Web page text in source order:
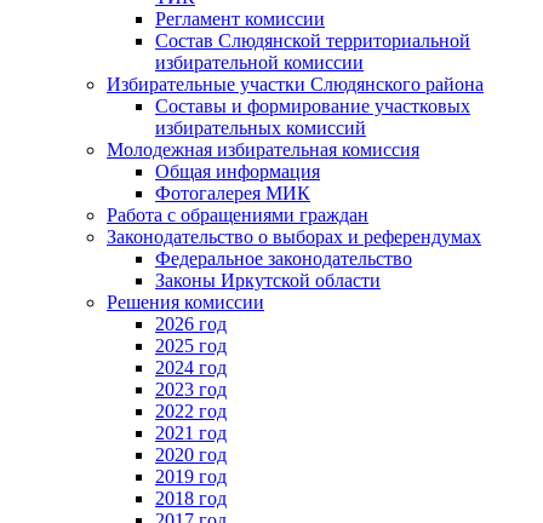
Регламент комиссии
Состав Слюдянской территориальной
избирательной комиссии
Избирательные участки Слюдянского района
Составы и формирование участковых
избирательных комиссий
Молодежная избирательная комиссия
Общая информация
Фотогалерея МИК
Работа с обращениями граждан
Законодательство о выборах и референдумах
Федеральное законодательство
Законы Иркутской области
Решения комиссии
2026 год
2025 год
2024 год
2023 год
2022 год
2021 год
2020 год
2019 год
2018 год